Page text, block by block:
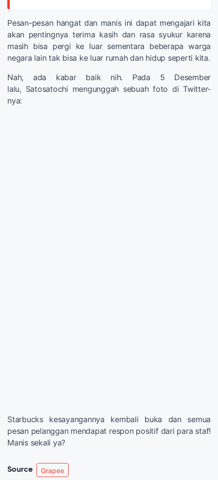
Pesan-pesan hangat dan manis ini dapat mengajari kita
akan pentingnya terima kasih dan rasa syukur karena
masih bisa pergi ke luar sementara beberapa warga
negara lain tak bisa ke luar rumah dan hidup seperti kita.
Nah, ada kabar baik nih. Pada 5 Desember
lalu, Satosatochi mengunggah sebuah foto di Twitter-
nya:
Starbucks kesayangannya kembali buka dan semua
pesan pelanggan mendapat respon positif dari para staf!
Manis sekali ya?
Source Grapee